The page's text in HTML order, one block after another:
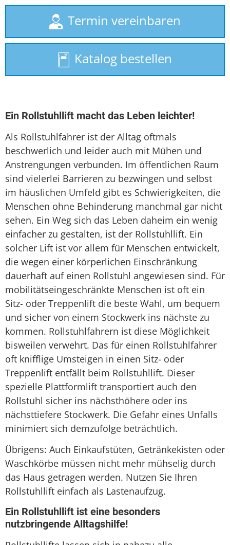
Plattformlift
Seniorenlift
Treppenaufzug
Treppenlift
Treppenlift mieten
Termin vereinbaren
Katalog bestellen
Ein Rollstuhllift macht das Leben leichter!
Als Rollstuhlfahrer ist der Alltag oftmals
beschwerlich und leider auch mit Mühen und
Anstrengungen verbunden. Im öffentlichen Raum
sind vielerlei Barrieren zu bezwingen und selbst
im häuslichen Umfeld gibt es Schwierigkeiten, die
Menschen ohne Behinderung manchmal gar nicht
sehen. Ein Weg sich das Leben daheim ein wenig
einfacher zu gestalten, ist der Rollstuhllift. Ein
solcher Lift ist vor allem für Menschen entwickelt,
die wegen einer körperlichen Einschränkung
dauerhaft auf einen Rollstuhl angewiesen sind. Für
mobilitätseingeschränkte Menschen ist oft ein
Sitz- oder Treppenlift die beste Wahl, um bequem
und sicher von einem Stockwerk ins nächste zu
kommen. Rollstuhlfahrern ist diese Möglichkeit
bisweilen verwehrt. Das für einen Rollstuhlfahrer
oft knifflige Umsteigen in einen Sitz- oder
Treppenlift entfällt beim Rollstuhllift. Dieser
spezielle Plattformlift transportiert auch den
Rollstuhl sicher ins nächsthöhere oder ins
nächsttiefere Stockwerk. Die Gefahr eines Unfalls
minimiert sich demzufolge beträchtlich.
Übrigens: Auch Einkaufstüten, Getränkekisten oder
Waschkörbe müssen nicht mehr mühselig durch
das Haus getragen werden. Nutzen Sie Ihren
Rollstuhllift einfach als Lastenaufzug.
Ein Rollstuhllift ist eine besonders
nutzbringende Alltagshilfe!